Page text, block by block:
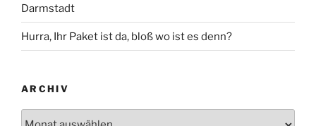
Darmstadt
Hurra, Ihr Paket ist da, bloß wo ist es denn?
ARCHIV